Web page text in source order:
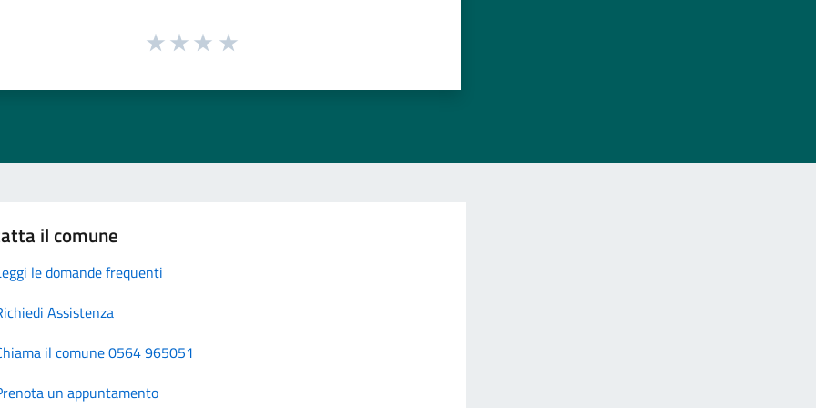
il comune
le domande frequenti
Assistenza
il comune 0564 965051
un appuntamento